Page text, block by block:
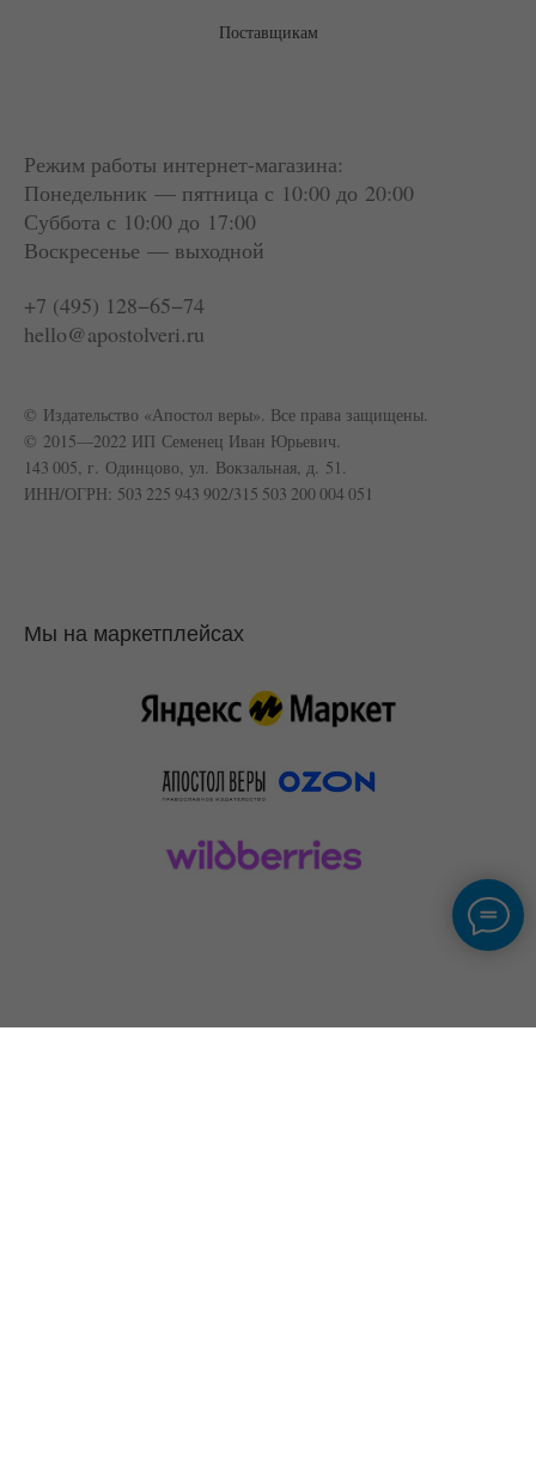
Поставщикам
Режим работы интернет-магазина:
Понедельник — пятница с 10:00 до 20:00
Суббота с 10:00 до 17:00
Воскресенье — выходной
+7 (495) 128−65−74
hello@apostolveri.ru
© Издательство «Апостол веры». Все права защищены.
© 2015—2022 ИП Семенец Иван Юрьевич.
143 005, г. Одинцово, ул. Вокзальная, д. 51.
ИНН/ОГРН: 503 225 943 902/315 503 200 004 051
Мы на маркетплейсах